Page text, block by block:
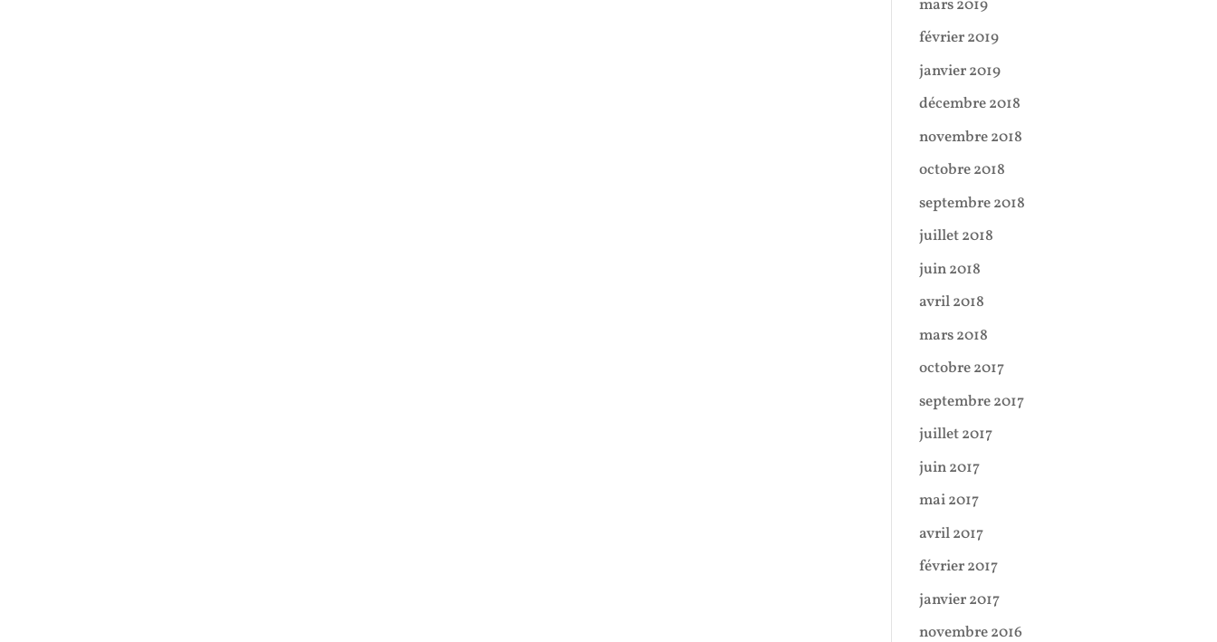
mars 2019
février 2019
janvier 2019
décembre 2018
novembre 2018
octobre 2018
septembre 2018
juillet 2018
juin 2018
avril 2018
mars 2018
octobre 2017
septembre 2017
juillet 2017
juin 2017
mai 2017
avril 2017
février 2017
janvier 2017
novembre 2016